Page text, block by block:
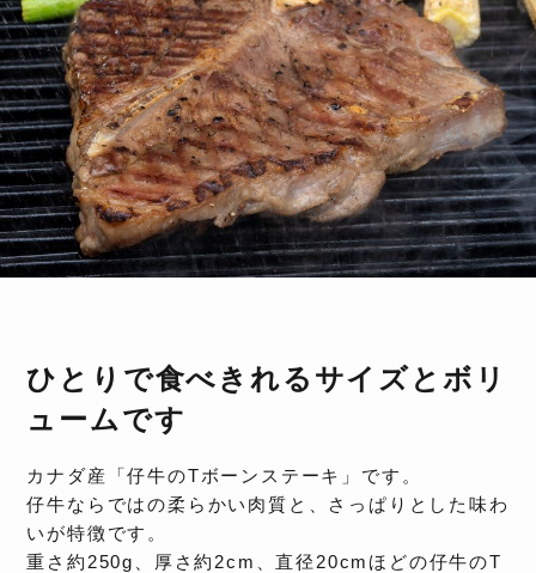
ひとりで食べきれるサイズとボリ
ュームです
カナダ産「仔牛のTボーンステーキ」です。
仔牛ならではの柔らかい肉質と、さっぱりとした味わ
いが特徴です。
重さ約250g、厚さ約2cm、直径20cmほどの仔牛のT